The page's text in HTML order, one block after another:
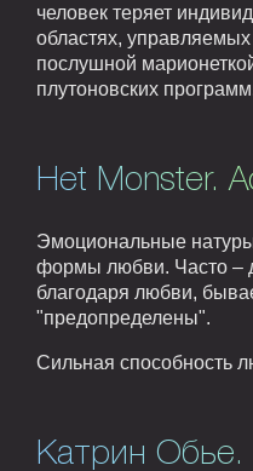
человек теряет
областях,
послушной
плутоновских
Het Monster.
Эмоциональные
формы любви. Часто –
благодаря любви,
"предопределены".
Сильная способность
Катрин Обье.